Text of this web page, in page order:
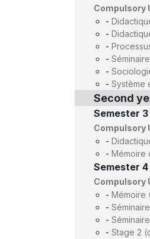
Compulsory
-
-
-
-
-
- Système
Second
Semester 3
Compulsory
-
- Mémoire
Semester 4
Compulsory
- Mémoire
-
-
- Stage 2